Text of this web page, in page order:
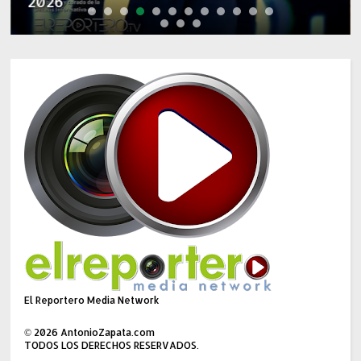
El Reportero Media Network
© 2026 AntonioZapata.com
TODOS LOS DERECHOS RESERVADOS.